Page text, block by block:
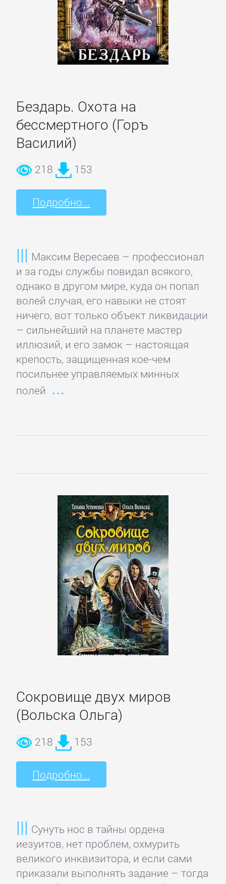
Бездарь. Охота на
бессмертного (Горъ
Василий)
218 153
Подробно...
Максим Вересаев – профессионал
и за годы службы повидал всякого,
однако в другом мире, куда он попал
волей случая, его навыки не стоят
ничего, вот только объект ликвидации
– сильнейший на планете мастер
иллюзий, и его замок – настоящая
крепость, защищенная кое-чем
посильнее управляемых минных
полей
Сокровище двух миров
(Вольска Ольга)
218 153
Подробно...
Сунуть нос в тайны ордена
иезуитов, нет проблем, охмурить
великого инквизитора, и если сами
приказали выполнять задание – тогда
Литература
Присоединиться
Контакт
Карта
сайта
БИЗНЕС
Банковское
Бухучет,
налогообложение,
аудит
ВЭД
Делопроизводство
Зарубежная
культура
финансы
Маркетинг,
реклама
О
бизнесе
популярно
Отраслевые
издания
работы,
карьера
Управление,